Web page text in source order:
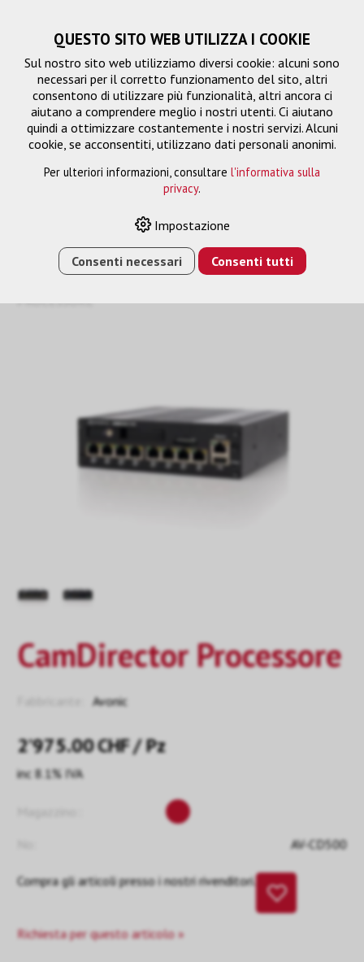
Telecamera di tracciamento
› E-SHOP › SISTEMA DI TELECAMERE ›
PROCESSORE
CamDirector Processore
Avonic
2’975.00CHF/ Pz
inc 8.1% IVA
AV-CD500
Compra gli articoli presso i nostri rivenditori.
Richiesta per questo articolo »
QUESTO SITO WEB UTILIZZA I COOKIE
Sul nostro sito web utilizziamo diversi cookie: alcuni sono
necessari per il corretto funzionamento del sito, altri
consentono di utilizzare più funzionalità, altri ancora ci
aiutano a comprendere meglio i nostri utenti. Ci aiutano
quindi a ottimizzare costantemente i nostri servizi. Alcuni
cookie, se acconsentiti, utilizzano dati personali anonimi.
Per ulteriori informazioni, consultare l'informativa sulla
privacy.
Impostazione
Consenti necessari Consenti tutti